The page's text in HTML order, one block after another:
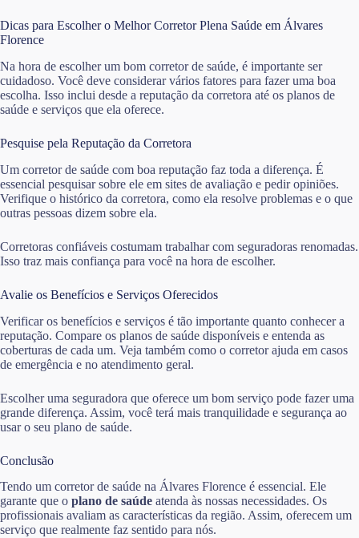
Dicas para Escolher o Melhor Corretor Plena Saúde em Álvares
Florence
Na hora de escolher um bom corretor de saúde, é importante ser
cuidadoso. Você deve considerar vários fatores para fazer uma boa
escolha. Isso inclui desde a reputação da corretora até os planos de
saúde e serviços que ela oferece.
Pesquise pela Reputação da Corretora
Um corretor de saúde com boa reputação faz toda a diferença. É
essencial pesquisar sobre ele em sites de avaliação e pedir opiniões.
Verifique o histórico da corretora, como ela resolve problemas e o que
outras pessoas dizem sobre ela.
Corretoras confiáveis costumam trabalhar com seguradoras renomadas.
Isso traz mais confiança para você na hora de escolher.
Avalie os Benefícios e Serviços Oferecidos
Verificar os benefícios e serviços é tão importante quanto conhecer a
reputação. Compare os planos de saúde disponíveis e entenda as
coberturas de cada um. Veja também como o corretor ajuda em casos
de emergência e no atendimento geral.
Escolher uma seguradora que oferece um bom serviço pode fazer uma
grande diferença. Assim, você terá mais tranquilidade e segurança ao
usar o seu plano de saúde.
Conclusão
Tendo um corretor de saúde na Álvares Florence é essencial. Ele
garante que o plano de saúde atenda às nossas necessidades. Os
profissionais avaliam as características da região. Assim, oferecem um
serviço que realmente faz sentido para nós.